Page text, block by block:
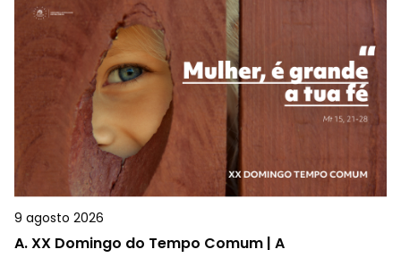
9 agosto 2026
A.XX Domingo do Tempo Comum | A